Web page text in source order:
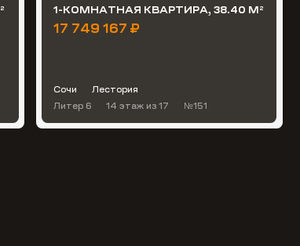
2 1-КОМНАТНАЯ КВАРТИРА, 38.40 М 2
17 749 167 ₽
Сочи
Лестория
Литер 6
14 этаж из 17 №151